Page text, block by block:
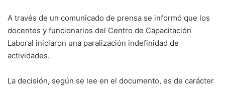
A través de un comunicado de prensa se informó que los
docentes y funcionarios del Centro de Capacitación
Laboral iniciaron una paralización indefinidad de
actividades.
La decisión, según se lee en el documento, es de carácter